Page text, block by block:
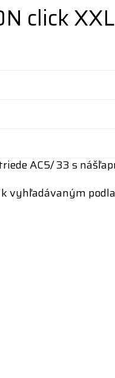
click
AC5/ 33 s
vyhľadávaným